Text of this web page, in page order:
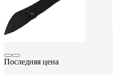
Последняя цена